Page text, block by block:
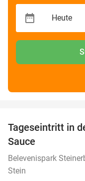
Tageseintritt in
Sauce
Belevenispark
Stein